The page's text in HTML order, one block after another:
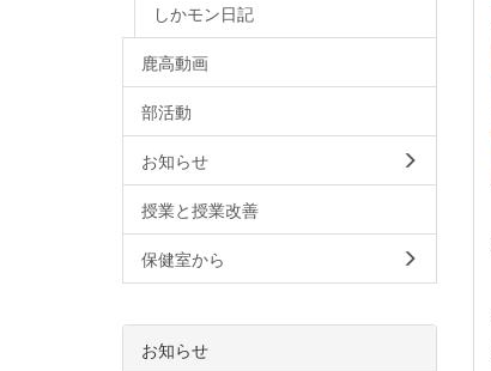
しかモン日記
鹿高動画
部活動
お知らせ
授業と授業改善
保健室から
お知らせ